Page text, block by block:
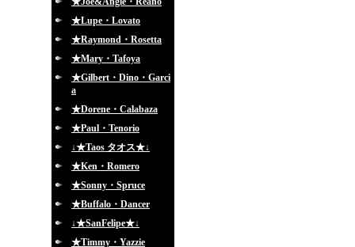
★Lupe・Lovato
★Raymond・Rosetta
★Mary・Tafoya
★Gilbert・Dino・Garci
a
★Dorene・Calabaza
★Paul・Tenorio
↓★Taos タオス★↓
★Ken・Romero
★Sonny・Spruce
★Buffalo・Dancer
↓★SanFelipe★↓
★Timmy・Yazzie